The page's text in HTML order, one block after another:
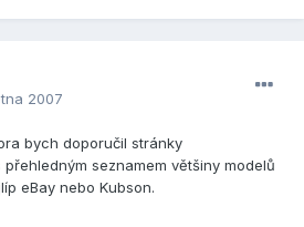
2007
bych doporučil stránky
seznamem většiny modelů
eBay nebo Kubson.